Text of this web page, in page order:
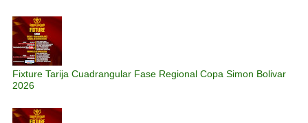
Fixture Tarija Cuadrangular Fase Regional Copa Simon Bolivar
2026